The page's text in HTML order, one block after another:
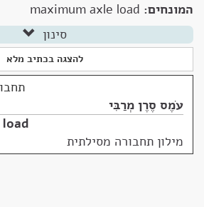
המונחים: maximum axle load
סינון
להצגה בכתיב מלא
עֹמֶס סֶרֶן מְרַבִּי
מילון תחבורה מסילתית